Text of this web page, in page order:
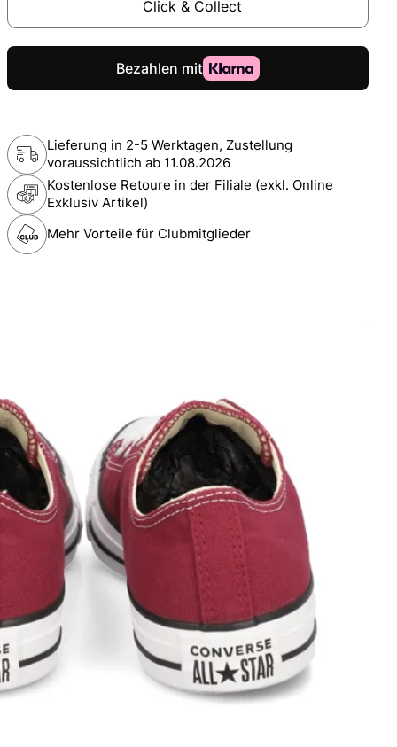
Click & Collect
Lieferung in 2-5 Werktagen, Zustellung
voraussichtlich ab 11.08.2026
Kostenlose Retoure in der Filiale (exkl. Online
Exklusiv Artikel)
Mehr Vorteile für Clubmitglieder